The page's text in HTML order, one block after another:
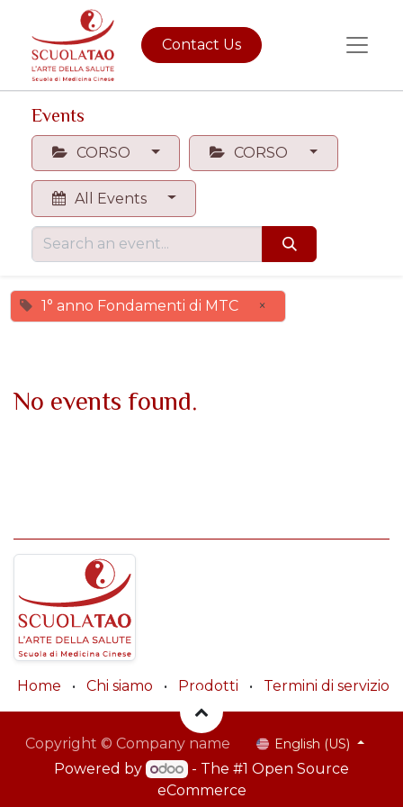
Contact Us
Events
CORSO CORSO
All Events
1° anno Fondamenti di MTC ×
No events found.
Home • Chi siamo • Prodotti • Termini di servizio
Copyright © Company name English (US)
Powered by - The #1 Open Source
eCommerce